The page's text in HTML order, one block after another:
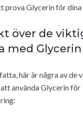
prova Glycerin för
över de
med Glycerin
här är några av de
använda Glycerin för